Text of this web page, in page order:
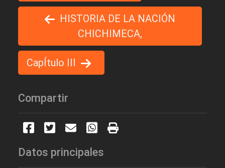
HISTORIA DE LA NACIÓN
CHICHIMECA,
CapÍtulo III
Compartir
Datos principales